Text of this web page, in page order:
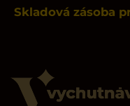
Skladová zásoba